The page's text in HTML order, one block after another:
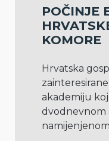
POČINJE
KOMORE
Hrvatska
akademiju
dvodnevnom